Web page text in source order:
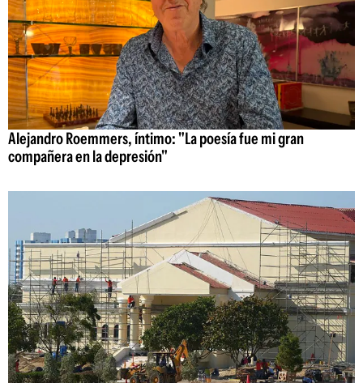
Alejandro Roemmers, íntimo: "La poesía fue mi gran
compañera en la depresión"